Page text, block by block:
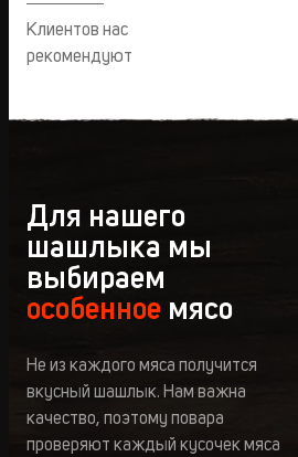
Клиентов нас
рекомендуют
Для нашего
шашлыка мы
выбираем
особенное мясо
Не из каждого мяса получится
вкусный шашлык. Нам важна
качество, поэтому повара
проверяют каждый кусочек мяса